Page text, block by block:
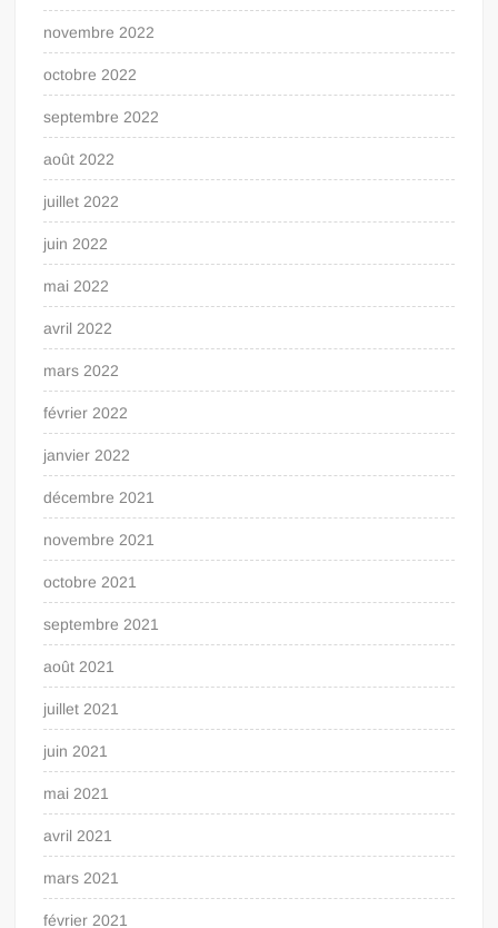
novembre 2022
octobre 2022
septembre 2022
août 2022
juillet 2022
juin 2022
mai 2022
avril 2022
mars 2022
février 2022
janvier 2022
décembre 2021
novembre 2021
octobre 2021
septembre 2021
août 2021
juillet 2021
juin 2021
mai 2021
avril 2021
mars 2021
février 2021